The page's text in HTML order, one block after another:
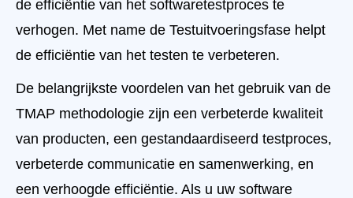
de efficiëntie van het softwaretestproces te
verhogen. Met name de Testuitvoeringsfase helpt
de efficiëntie van het testen te verbeteren.
De belangrijkste voordelen van het gebruik van de
TMAP methodologie zijn een verbeterde kwaliteit
van producten, een gestandaardiseerd testproces,
verbeterde communicatie en samenwerking, en
een verhoogde efficiëntie. Als u uw software